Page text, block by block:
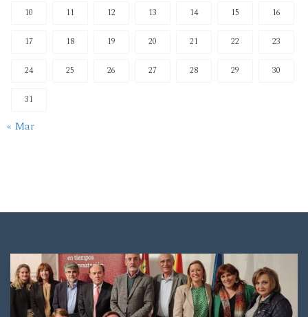
10 11 12 13 14 15 16
17 18 19 20 21 22 23
24 25 26 27 28 29 30
31
« Mar